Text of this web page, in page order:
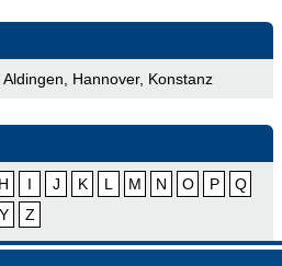
Aldingen Hannover, Konstanz
H I J K L M N O P
Q
Y Z